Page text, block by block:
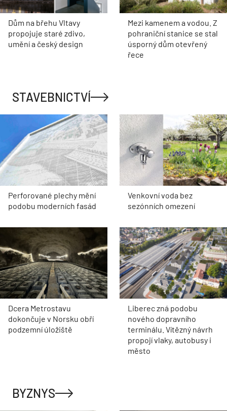
Dům na břehu Vltavy
propojuje staré zdivo,
umění a český design
Mezi kamenem a vodou. Z
pohraniční stanice se stal
úsporný dům otevřený
řece
STAVEBNICTVÍ
Perforované plechy mění
podobu moderních fasád
Venkovní voda bez
sezónních omezení
Dcera Metrostavu
dokončuje v Norsku obří
podzemní úložiště
Liberec zná podobu
nového dopravního
terminálu. Vítězný návrh
propojí vlaky, autobusy i
město
BYZNYS